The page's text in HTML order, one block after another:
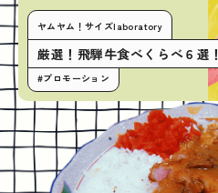
ヤムヤム！サイズlaboratory
厳選！飛騨牛食べくらべ６選！
#プロモーション